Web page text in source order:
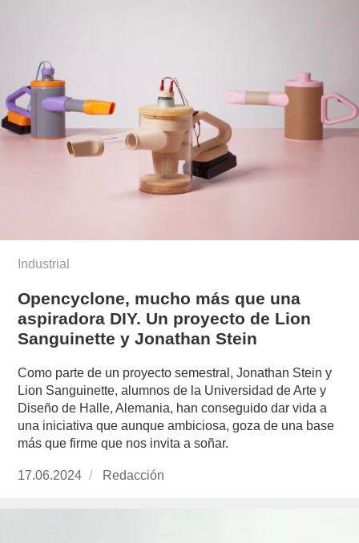
Industrial
Opencyclone, mucho más que una
aspiradora DIY. Un proyecto de Lion
Sanguinette y Jonathan Stein
Como parte de un proyecto semestral, Jonathan Stein y
Lion Sanguinette, alumnos de la Universidad de Arte y
Diseño de Halle, Alemania, han conseguido dar vida a
una iniciativa que aunque ambiciosa, goza de una base
más que firme que nos invita a soñar.
Publicado
17.06.2024 https://www.experimenta.es/author/redaccion/
Redacción